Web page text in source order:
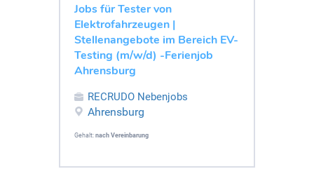
Jobs für Tester von
Elektrofahrzeugen |
Stellenangebote im Bereich EV-
Testing (m/w/d) -Ferienjob
Ahrensburg
RECRUDO Nebenjobs
Ahrensburg
Gehalt: nach Vereinbarung